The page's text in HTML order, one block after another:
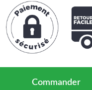
Commander